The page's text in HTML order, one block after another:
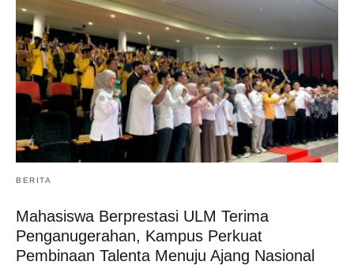
BERITA
Mahasiswa Berprestasi ULM Terima
Penganugerahan, Kampus Perkuat
Pembinaan Talenta Menuju Ajang Nasional